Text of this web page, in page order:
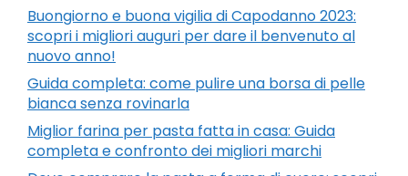
Buongiorno e buona vigilia di Capodanno 2023:
scopri i migliori auguri per dare il benvenuto al
nuovo anno!
Guida completa: come pulire una borsa di pelle
bianca senza rovinarla
Miglior farina per pasta fatta in casa: Guida
completa e confronto dei migliori marchi